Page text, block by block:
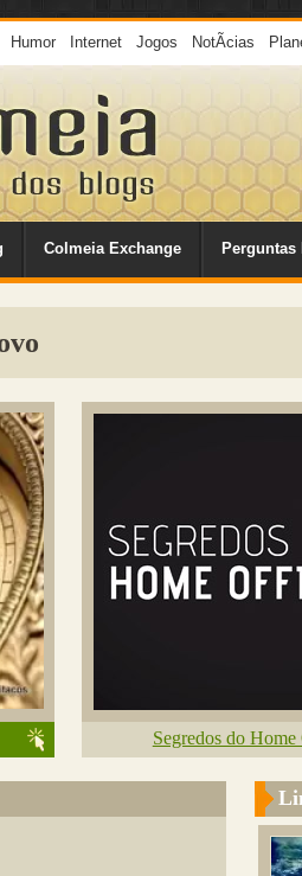
Humor Internet Jogos NotÃ­cias
Colmeia Exchange Perguntas
Segredos do